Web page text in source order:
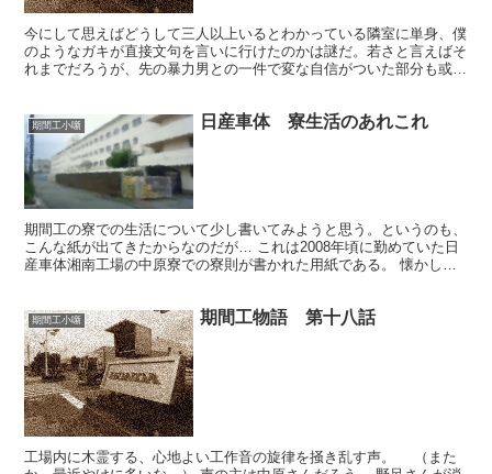
今にして思えばどうして三人以上いるとわかっている隣室に単身、僕
のようなガキが直接文句を言いに行けたのかは謎だ。若さと言えばそ
れまでだろうが、先の暴力男との一件で変な自信がついた部分も或い
期間工小噺 日産車体 寮生活のあれこれ
期間工の寮での生活について少し書いてみようと思う。というのも、
こんな紙が出てきたからなのだが… これは2008年頃に勤めていた日
産車体湘南工場の中原寮での寮則が書かれた用紙である。 懐かしの
期間工小噺 期間工物語 第十八話
工場内に木霊する、心地よい工作音の旋律を掻き乱す声。 （また